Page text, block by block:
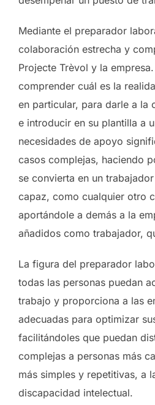
Mediante el preparador
colaboración estrecha y
Projecte Trèvol y la
comprender cuál es la
en particular, para darle a la
e introducir en su plantilla a
necesidades de apoyo
casos complejas, haciendo
se convierta en un
capaz, como cualquier otro
aportándole a demás a la
añadidos como trabajador,
La figura del preparador
todas las personas puedan
trabajo y proporciona a las
adecuadas para optimizar
facilitándoles que puedan
complejas a personas más
más simples y repetitivas, a
discapacidad intelectual.